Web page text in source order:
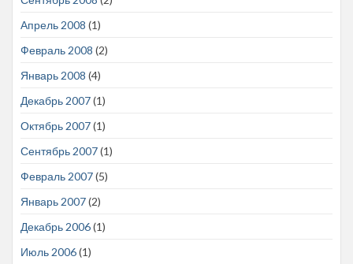
Апрель 2008 (1)
Февраль 2008 (2)
Январь 2008 (4)
Декабрь 2007(1)
Октябрь 2007(1)
Сентябрь 2007(1)
Февраль 2007(5)
Январь 2007(2)
Декабрь 2006(1)
Июль 2006(1)